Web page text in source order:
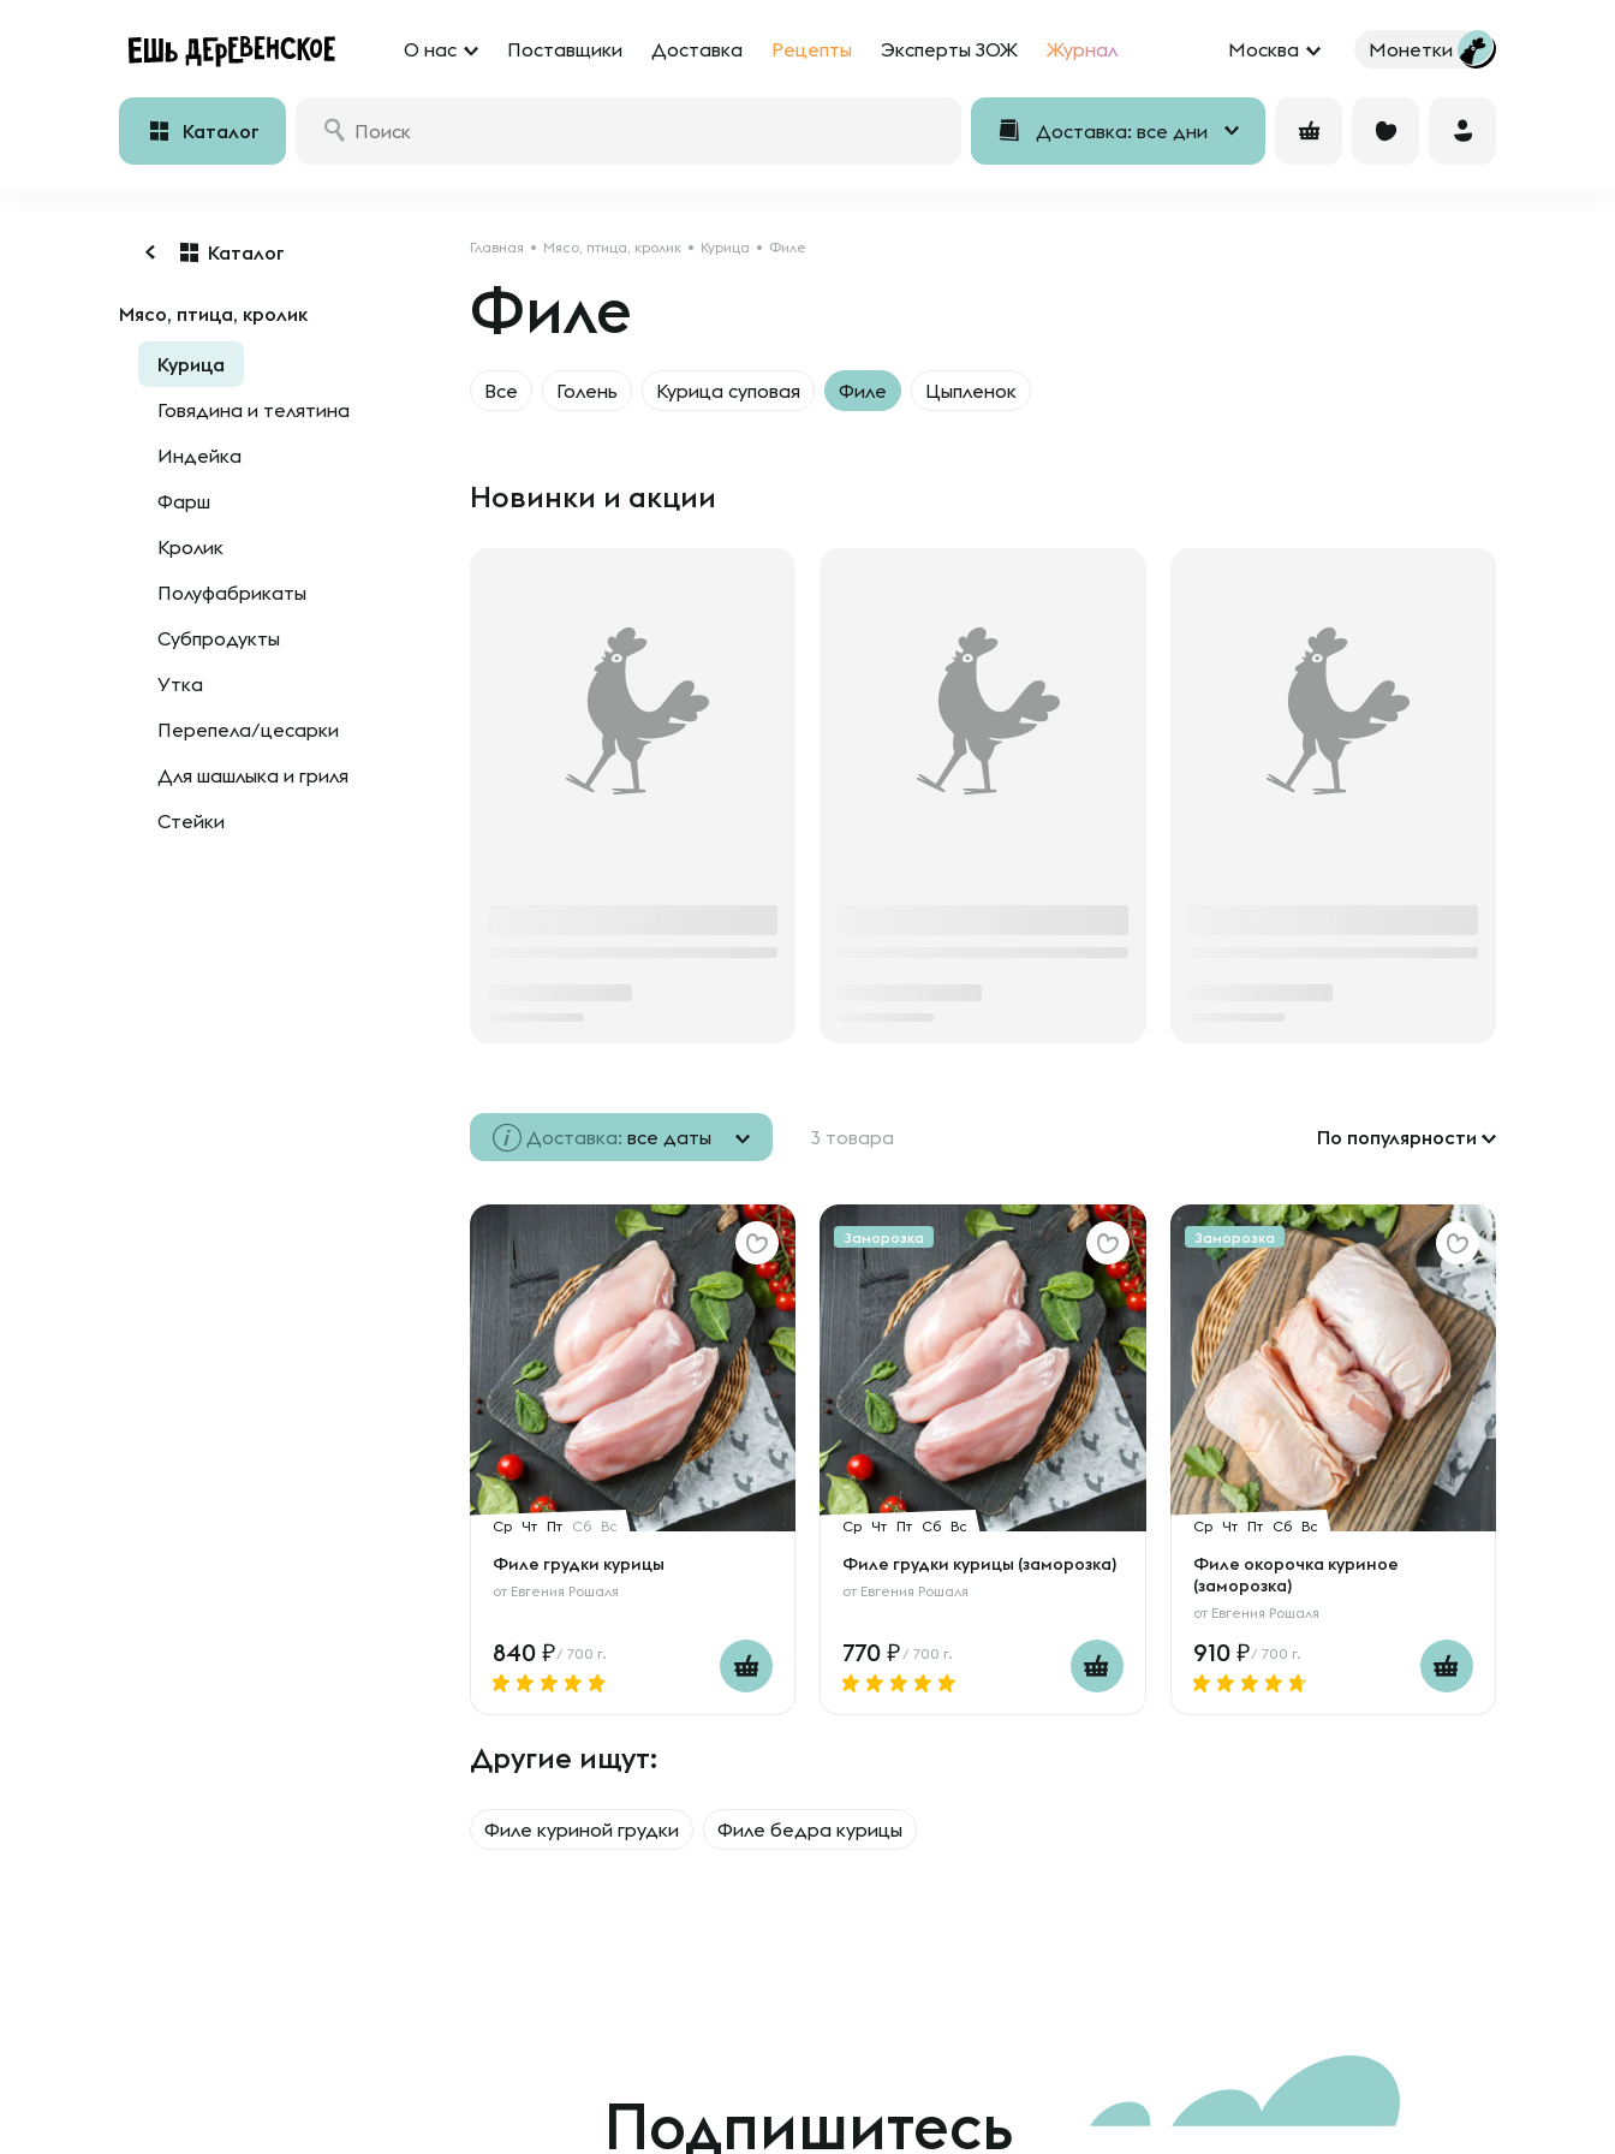
О нас Поставщики Доставка Рецепты Эксперты ЗОЖ Журнал Москва Монетки
Каталог Доставка: все дни
Каталог
Мясо, птица, кролик
Курица
Говядина и телятина
Индейка
Фарш
Кролик
Полуфабрикаты
Субпродукты
Утка
Перепела/цесарки
Для шашлыка и гриля
Стейки
Главная Мясо, птица, кролик Курица Филе
Филе
Все Голень Курица суповая Филе Цыпленок
Новинки и акции
Доставка: все даты 3 товара По популярности
Ср Чт Пт Сб Вс
Филе грудки курицы
от Евгения Рошаля
840 / 700 г.
Заморозка
Ср Чт Пт Сб Вс
Филе грудки курицы (заморозка)
от Евгения Рошаля
770 / 700 г.
Заморозка
Ср Чт Пт Сб Вс
Филе окорочка куриное
(заморозка)
от Евгения Рошаля
910 / 700 г.
Другие ищут:
Филе куриной грудки Филе бедра курицы
Подпишитесь